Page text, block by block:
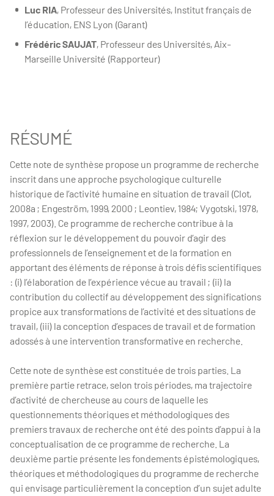
Luc RIA, Professeur des Universités, Institut français de
l’éducation, ENS Lyon (Garant)
Frédéric SAUJAT, Professeur des Universités, Aix-
Marseille Université (Rapporteur)
RÉSUMÉ
Cette note de synthèse propose un programme de recherche
inscrit dans une approche psychologique culturelle
historique de l’activité humaine en situation de travail (Clot,
2008a ; Engeström, 1999, 2000 ; Leontiev, 1984; Vygotski, 1978,
1997, 2003). Ce programme de recherche contribue à la
réflexion sur le développement du pouvoir d’agir des
professionnels de l’enseignement et de la formation en
apportant des éléments de réponse à trois défis scientifiques
: (i) l’élaboration de l’expérience vécue au travail ; (ii) la
contribution du collectif au développement des significations
propice aux transformations de l’activité et des situations de
travail, (iii) la conception d’espaces de travail et de formation
adossés à une intervention transformative en recherche.
Cette note de synthèse est constituée de trois parties. La
première partie retrace, selon trois périodes, ma trajectoire
d’activité de chercheuse au cours de laquelle les
questionnements théoriques et méthodologiques des
premiers travaux de recherche ont été des points d’appui à la
conceptualisation de ce programme de recherche. La
deuxième partie présente les fondements épistémologiques,
théoriques et méthodologiques du programme de recherche
qui envisage particulièrement la conception d’un sujet adulte